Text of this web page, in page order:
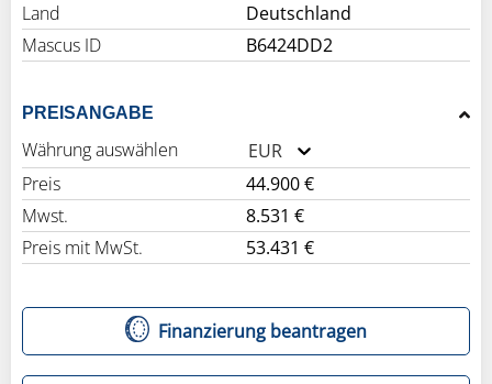
Land
Deutschland
Mascus ID
B6424DD2
PREISANGABE
Währung auswählen
EUR
Preis
44.900 €
Mwst.
8.531 €
Preis mit MwSt.
53.431 €
Finanzierung beantragen